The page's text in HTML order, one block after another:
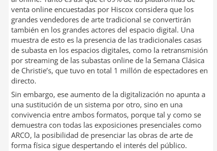
venta online encuestadas por Hiscox considera que los
grandes vendedores de arte tradicional se convertirán
también en los grandes actores del espacio digital. Una
muestra de esto es la presencia de las tradicionales casas
de subasta en los espacios digitales, como la retransmisión
por streaming de las subastas online de la Semana Clásica
de Christie’s, que tuvo en total 1 millón de espectadores en
directo.
Sin embargo, ese aumento de la digitalización no apunta a
una sustitución de un sistema por otro, sino en una
convivencia entre ambos formatos, porque tal y como se
demuestra con todas las exposiciones presenciales como
ARCO, la posibilidad de presenciar las obras de arte de
forma física sigue despertando el interés del público.